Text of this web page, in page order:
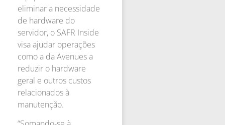
eliminar a necessidade
de hardware do
servidor, o SAFR Inside
visa ajudar operações
como a da Avenues a
reduzir o hardware
geral e outros custos
relacionados à
manutenção.